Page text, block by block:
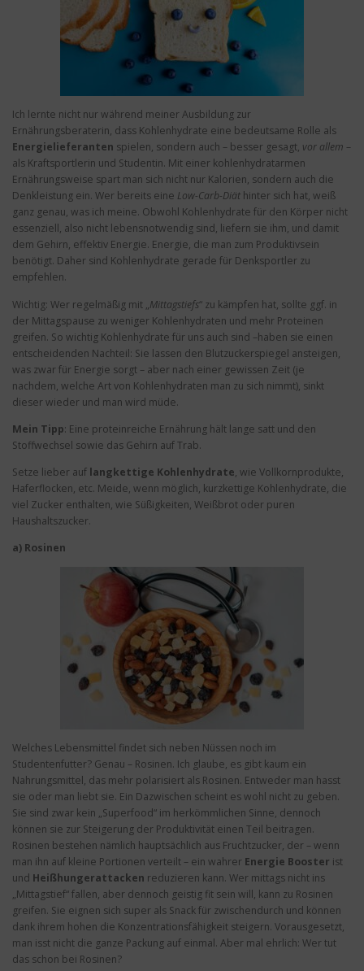
Ich lernte nicht nur während meiner Ausbildung zur
Ernährungsberaterin, dass Kohlenhydrate eine bedeutsame Rolle als
Energielieferanten spielen, sondern auch – besser gesagt, vor allem –
als Kraftsportlerin und Studentin. Mit einer kohlenhydratarmen
Ernährungsweise spart man sich nicht nur Kalorien, sondern auch die
Denkleistung ein. Wer bereits eine Low-Carb-Diät hinter sich hat, weiß
ganz genau, was ich meine. Obwohl Kohlenhydrate für den Körper nicht
essenziell, also nicht lebensnotwendig sind, liefern sie ihm, und damit
dem Gehirn, effektiv Energie. Energie, die man zum Produktivsein
benötigt. Daher sind Kohlenhydrate gerade für Denksportler zu
empfehlen.
Wichtig: Wer regelmäßig mit „Mittagstiefs“ zu kämpfen hat, sollte ggf. in
der Mittagspause zu weniger Kohlenhydraten und mehr Proteinen
greifen. So wichtig Kohlenhydrate für uns auch sind –haben sie einen
entscheidenden Nachteil: Sie lassen den Blutzuckerspiegel ansteigen,
was zwar für Energie sorgt – aber nach einer gewissen Zeit (je
nachdem, welche Art von Kohlenhydraten man zu sich nimmt), sinkt
dieser wieder und man wird müde.
Mein Tipp: Eine proteinreiche Ernährung hält lange satt und den
Stoffwechsel sowie das Gehirn auf Trab.
Setze lieber auf langkettige Kohlenhydrate, wie Vollkornprodukte,
Haferflocken, etc. Meide, wenn möglich, kurzkettige Kohlenhydrate, die
viel Zucker enthalten, wie Süßigkeiten, Weißbrot oder puren
Haushaltszucker.
a) Rosinen
Welches Lebensmittel findet sich neben Nüssen noch im
Studentenfutter? Genau – Rosinen. Ich glaube, es gibt kaum ein
Nahrungsmittel, das mehr polarisiert als Rosinen. Entweder man hasst
sie oder man liebt sie. Ein Dazwischen scheint es wohl nicht zu geben.
Sie sind zwar kein „Superfood“ im herkömmlichen Sinne, dennoch
können sie zur Steigerung der Produktivität einen Teil beitragen.
Rosinen bestehen nämlich hauptsächlich aus Fruchtzucker, der – wenn
man ihn auf kleine Portionen verteilt – ein wahrer Energie Booster ist
und Heißhungerattacken reduzieren kann. Wer mittags nicht ins
„Mittagstief“ fallen, aber dennoch geistig fit sein will, kann zu Rosinen
greifen. Sie eignen sich super als Snack für zwischendurch und können
dank ihrem hohen die Konzentrationsfähigkeit steigern. Vorausgesetzt,
man isst nicht die ganze Packung auf einmal. Aber mal ehrlich: Wer tut
das schon bei Rosinen?